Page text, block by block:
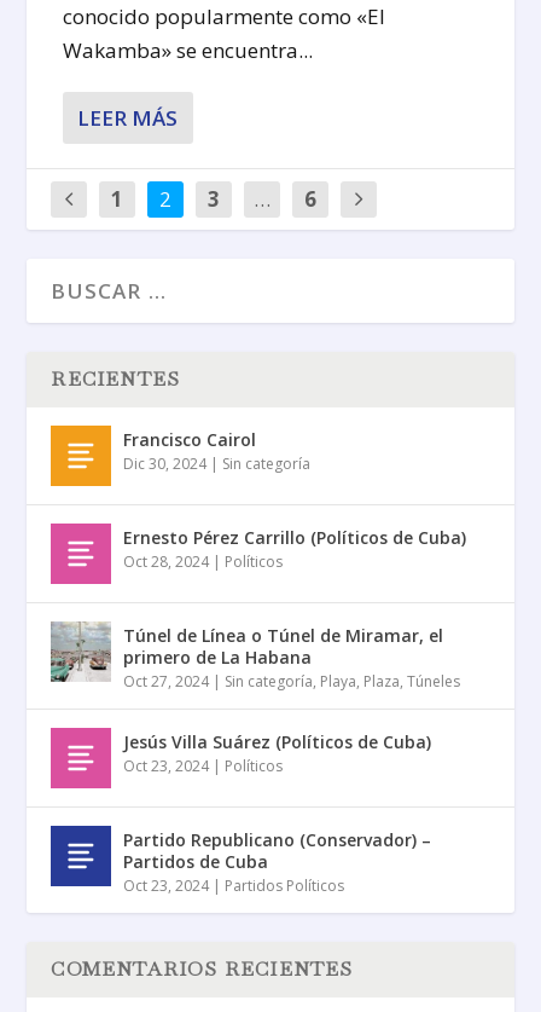
conocido popularmente como «El
Wakamba» se encuentra...
LEER MÁS
1 2 3 … 6
RECIENTES
Francisco Cairol
Dic 30, 2024| Sin categoría
Ernesto Pérez Carrillo (Políticos de Cuba)
Oct 28, 2024| Políticos
Túnel de Línea o Túnel de Miramar, el
primero de La Habana
Oct 27, 2024| Sin categoría, Playa, Plaza,Túneles
Jesús Villa Suárez (Políticos de Cuba)
Oct 23, 2024| Políticos
Partido Republicano (Conservador) –
Partidos de Cuba
Oct 23, 2024| Partidos Políticos
COMENTARIOS RECIENTES